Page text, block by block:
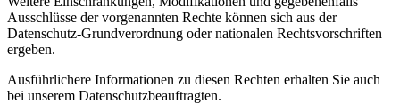
Ausschlüsse der vorgenannten Rechte können sich aus der
Datenschutz-Grundverordnung oder nationalen Rechtsvorschriften
ergeben.
Ausführlichere Informationen zu diesen Rechten erhalten Sie auch
bei unserem Datenschutzbeauftragten.